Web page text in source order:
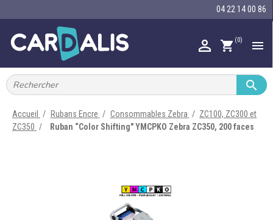
04 22 14 00 86
 shopping_cart (0) 
IMPRIMANTES À BADGES 

CARTE ET BADGE 

Accueil Rubans Encre Consommables Zebra
ZC100, ZC300 et
ZC350
Ruban “Color Shifting" YMCPKO Zebra ZC350, 200 faces